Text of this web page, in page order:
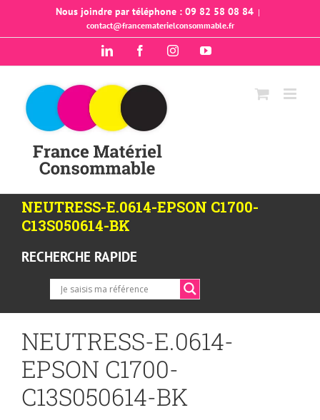
Nous joindre par téléphone : 09 82 58 08 84 |
contact@francematerielconsommable.fr
LinkedIn FacebookInstagramYouTube
NEUTRESS-E.0614-EPSON C1700-
C13S050614-BK
RECHERCHE RAPIDE
NEUTRESS-E.0614-
EPSON C1700-
C13S050614-BK